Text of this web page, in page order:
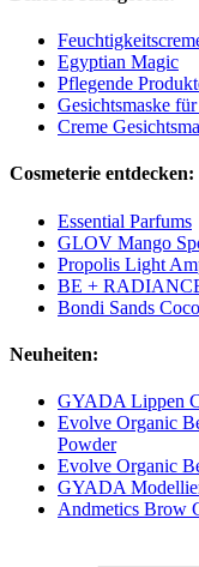
Egyptian Magic
Pflegende
Gesichtsmaske
Creme
Cosmeterie entdecken:
Essential Parfums
GLOV Mango
Propolis Light
BE +
Bondi Sands
Neuheiten:
GYADA Lippen
Evolve Organic
Powder
Evolve Organic
GYADA
Andmetics Brow